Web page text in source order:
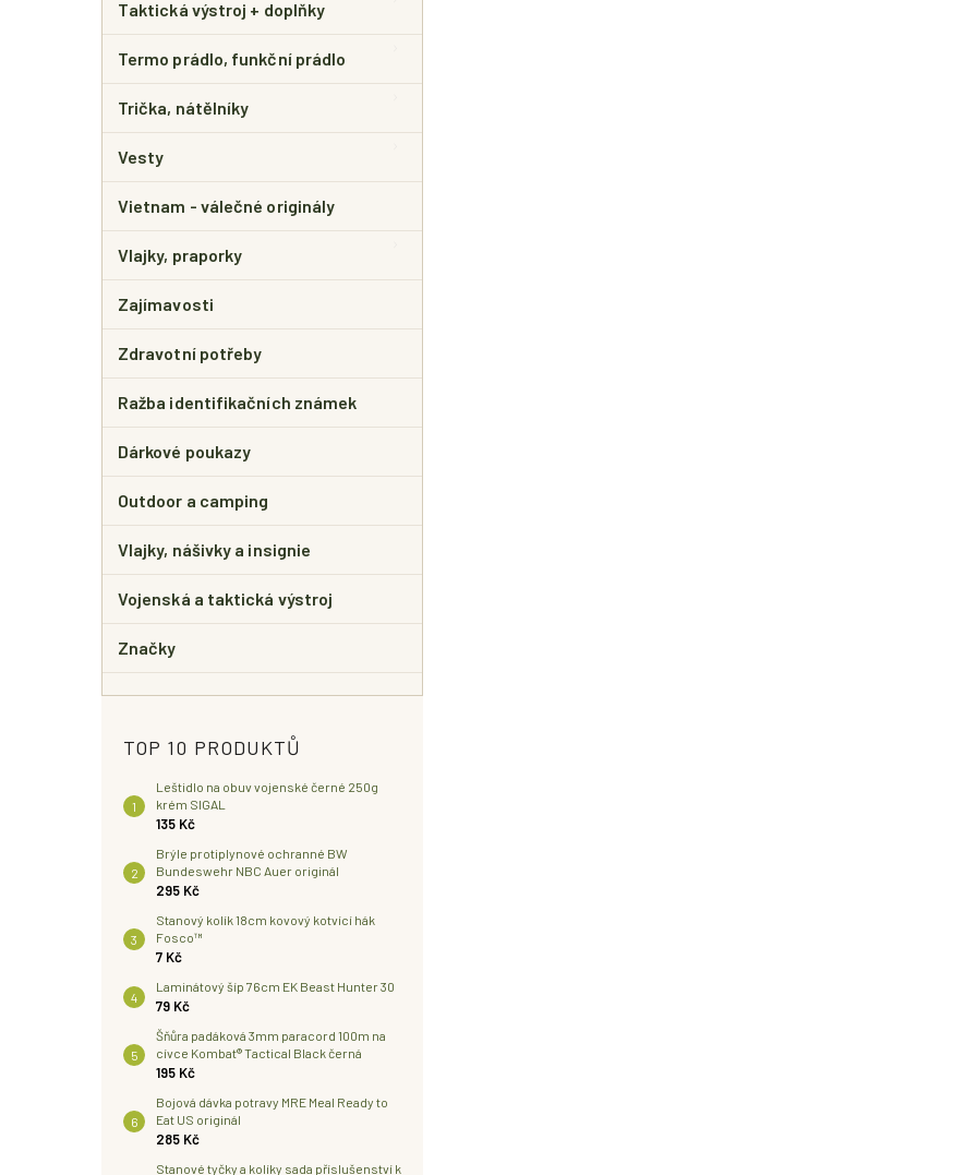
Taktická výstroj + doplňky
Termo prádlo, funkční prádlo
Trička, nátělníky
Vesty
Vietnam - válečné originály
Vlajky, praporky
Zajímavosti
Zdravotní potřeby
Ražba identifikačních známek
Dárkové poukazy
Outdoor a camping
Vlajky, nášivky a insignie
Vojenská a taktická výstroj
Značky
TOP 10 PRODUKTŮ
Leštidlo na obuv vojenské černé 250g
krém SIGAL
135 Kč
Brýle protiplynové ochranné BW
Bundeswehr NBC Auer originál
295 Kč
Stanový kolík 18cm kovový kotvící hák
Fosco™
7 Kč
Laminátový šíp 76cm EK Beast Hunter 30
79 Kč
Šňůra padáková 3mm paracord 100m na
cívce Kombat® Tactical Black černá
195 Kč
Bojová dávka potravy MRE Meal Ready to
Eat US originál
285 Kč
Stanové tyčky a kolíky sada příslušenství k